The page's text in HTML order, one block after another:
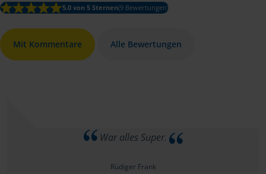
5.0 von 5 Sternen(9 Bewertungen)
Mit Kommentare Alle Bewertungen
War alles Super.
Rüdiger Frank